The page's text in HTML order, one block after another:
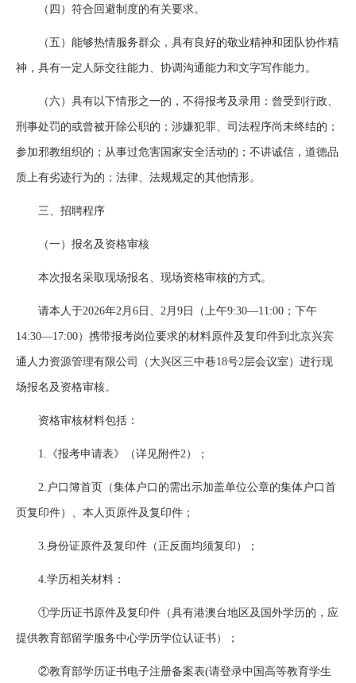
（四）符合回避制度的有关要求。
（五）能够热情服务群众，具有良好的敬业精神和团队协作精
神，具有一定人际交往能力、协调沟通能力和文字写作能力。
（六）具有以下情形之一的，不得报考及录用：曾受到行政、
刑事处罚的或曾被开除公职的；涉嫌犯罪、司法程序尚未终结的；
参加邪教组织的；从事过危害国家安全活动的；不讲诚信，道德品
质上有劣迹行为的；法律、法规规定的其他情形。
三、招聘程序
（一）报名及资格审核
本次报名采取现场报名、现场资格审核的方式。
请本人于2026年2月6日、2月9日（上午9:30—11:00；下午
14:30—17:00）携带报考岗位要求的材料原件及复印件到北京兴宾
通人力资源管理有限公司（大兴区三中巷18号2层会议室）进行现
场报名及资格审核。
资格审核材料包括：
1.《报考申请表》（详见附件2）；
2.户口簿首页（集体户口的需出示加盖单位公章的集体户口首
页复印件）、本人页原件及复印件；
3.身份证原件及复印件（正反面均须复印）；
4.学历相关材料：
①学历证书原件及复印件（具有港澳台地区及国外学历的，应
提供教育部留学服务中心学历学位认证书）；
②教育部学历证书电子注册备案表(请登录中国高等教育学生